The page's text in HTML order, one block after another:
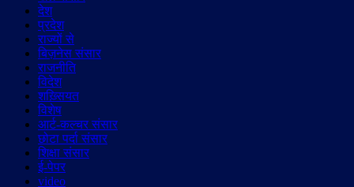
देश
प्रदेश
राज्यों से
बिज़नेस संसार
राजनीति
विदेश
शख़्सियत
विशेष
आर्ट-कल्चर संसार
छोटा पर्दा संसार
शिक्षा संसार
ई-पेपर
video